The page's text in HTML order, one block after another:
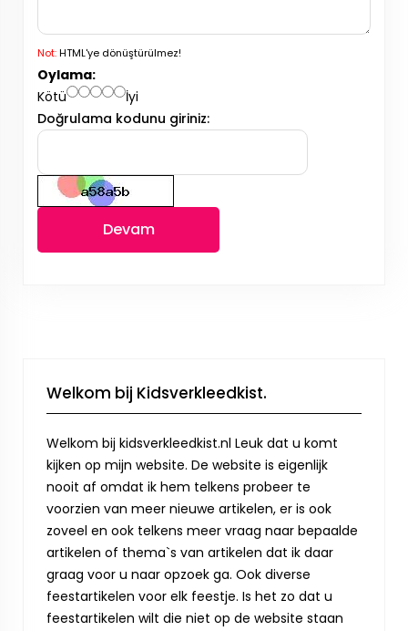
Not:HTML'ye dönüştürülmez!
Oylama:
Kötü
İyi
Doğrulama kodunu giriniz:
Devam
Welkom bij Kidsverkleedkist.
Welkom bij kidsverkleedkist.nl Leuk dat u komt
kijken op mijn website. De website is eigenlijk
nooit af omdat ik hem telkens probeer te
voorzien van meer nieuwe artikelen, er is ook
zoveel en ook telkens meer vraag naar bepaalde
artikelen of thema`s van artikelen dat ik daar
graag voor u naar opzoek ga. Ook diverse
feestartikelen voor elk feestje. Is het zo dat u
feestartikelen wilt die niet op de website staan